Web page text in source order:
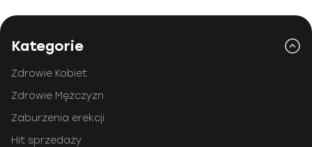
Kategorie
Zdrowie Kobiet
Zdrowie Mężczyzn
Zaburzenia erekcji
Hit sprzedaży